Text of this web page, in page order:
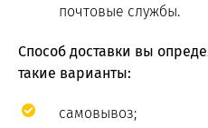
почтовые службы.
Способ доставки вы
такие варианты:
самовывоз;